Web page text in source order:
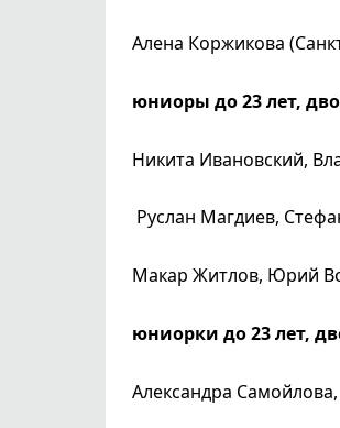
Алена Коржикова
юниоры до 23 лет,
Никита Ивановский,
Руслан Магдиев,
Макар Житлов, Юрий
юниорки до 23 лет,
Александра